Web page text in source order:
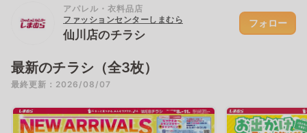
アパレル・衣料品店
ファッションセンターしまむら
仙川店のチラシ
フォロー
最新のチラシ（全3枚）
最終更新：2026/08/07